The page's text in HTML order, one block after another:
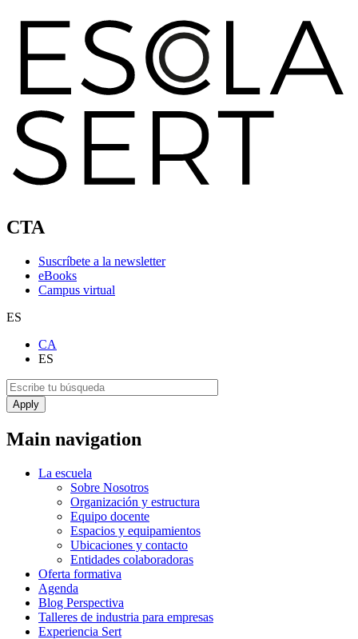
CTA
Suscríbete a la newsletter
eBooks
Campus virtual
ES
CA
ES
Main navigation
La escuela
Sobre Nosotros
Organización y estructura
Equipo docente
Espacios y equipamientos
Ubicaciones y contacto
Entidades colaboradoras
Oferta formativa
Agenda
Blog Perspectiva
Talleres de industria para empresas
Experiencia Sert